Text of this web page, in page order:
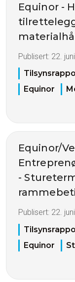
Equinor -
Publisert: 22.
Equinor
Equinor/
-
Publisert: 22.
Equinor